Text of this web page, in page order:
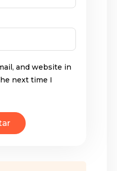
and website in
next time I